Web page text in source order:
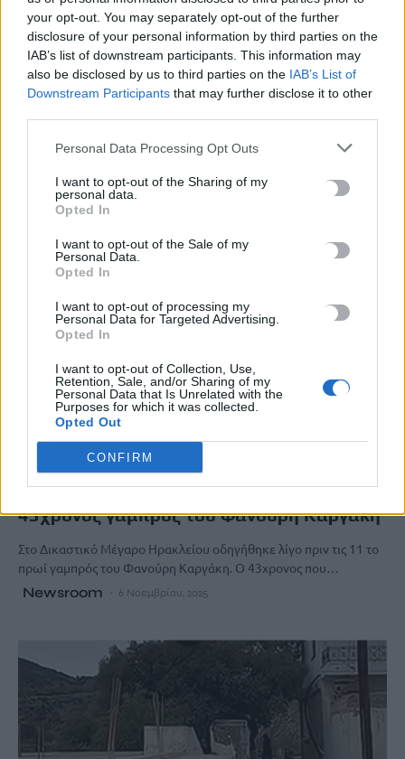
your opt-out. You may separately opt-out of the further
disclosure of your personal information by third parties on the
IAB’s list of downstream participants. This information may
also be disclosed by us to third parties on the IAB’s List of
Downstream Participants that may further disclose it to other
Personal Data Processing Opt Outs
I want to opt-out of the Sharing of my
personal data.
Opted In
I want to opt-out of the Sale of my
Personal Data.
Opted In
I want to opt-out of processing my
Personal Data for Targeted Advertising.
Opted In
I want to opt-out of Collection, Use,
Retention, Sale, and/or Sharing of my
Personal Data that Is Unrelated with the
Purposes for which it was collected.
Opted Out
CONFIRM
Βορίζια: Για ανθρωποκτονία από πρόθεση
κατηγορείται ο γαμπρός του Φανούρη
Καργάκη – Η στιγμή που οδηγείται στην
ανακρίτρια
βάρος του…
43χρονος γαμπρός του Φανούρη Καργάκη
Στο Δικαστικό Μέγαρο Ηρακλείου οδηγήθηκε λίγο πριν τις 11 το
πρωί γαμπρός του Φανούρη Καργάκη. Ο 43χρονος που…
Newsroom 6 Νοεμβρίου, 2025